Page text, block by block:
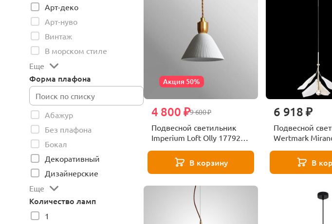
Арт-деко
Арт-нуво
Винтаж
В морском стиле
Еще
Форма плафона
Абажур
Без плафона
Бокал
Декоративный
Дизайнерские
Еще
Количество ламп
1
Акция 50%
9 600 ₽
4 800 ₽
Подвесной светильник
Imperium Loft Olly 177923-
В корзину
6 918 ₽
Подвесной
Wertmark
В